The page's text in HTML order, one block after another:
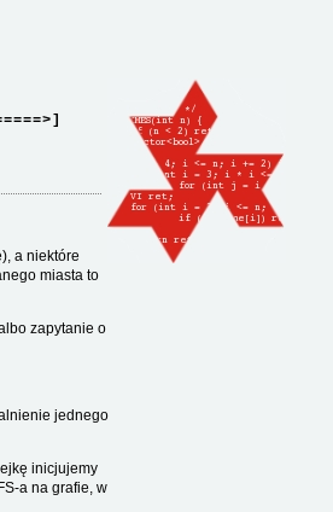
a niektóre
miasta to
zapytanie o
jednego
inicjujemy
a na grafie, w